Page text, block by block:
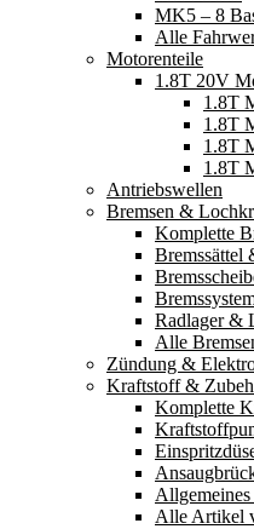
MK5 – 8
Alle
Motorenteile
1.8T 20V
1.8T
1.8T
1.8T
1.8T
Antriebswellen
Bremsen &
Komplette
Bremssättel
Radlager &
Alle
Zündung &
Kraftstoff &
Komplette
Alle Artikel